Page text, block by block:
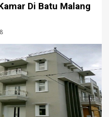
Di Batu Malang